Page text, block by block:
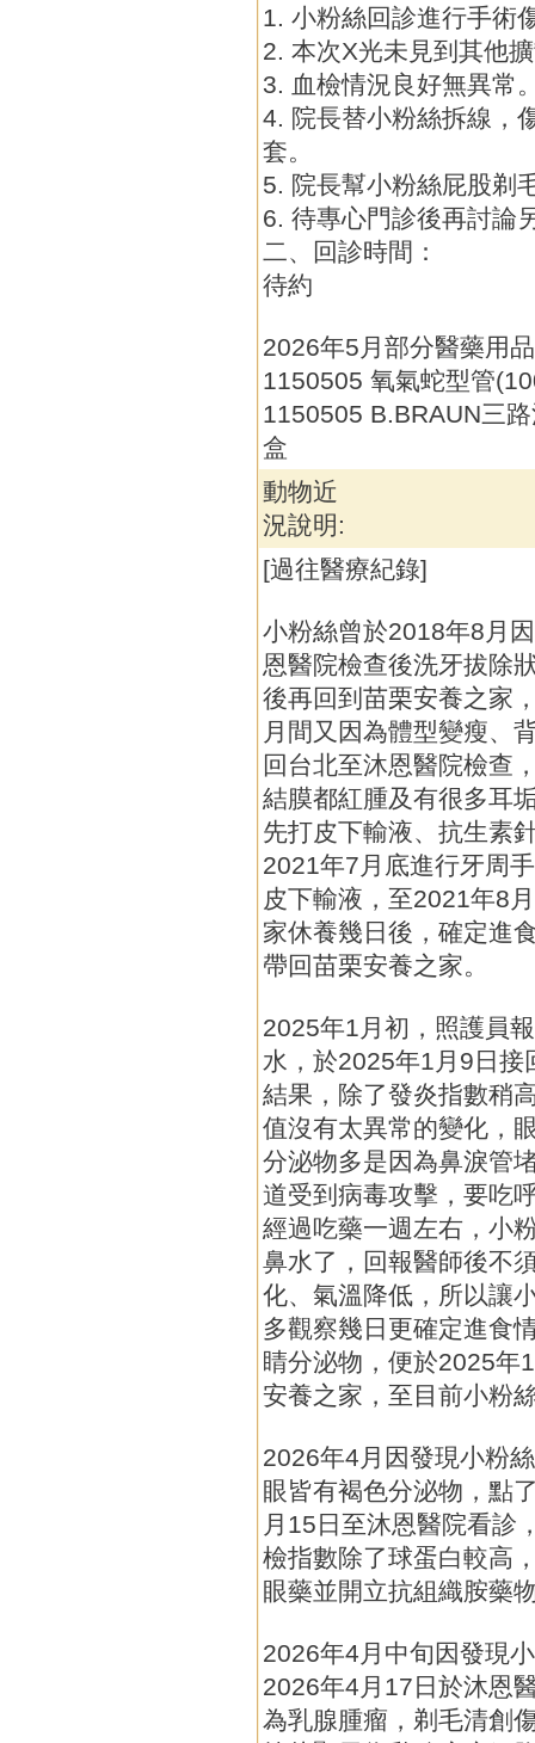
1. 小粉絲回診進行手術
2. 本次X光未見到其他
3. 血檢情況良好無異常
4. 院長替小粉絲拆線，
套。
5. 院長幫小粉絲屁股剃
6. 待專心門診後再討論
二、回診時間：
待約
2026年5月部分醫藥用品
1150505 氧氣蛇型管
1150505 B.BRAUN三
盒
動物近
況說明:
[過往醫療紀錄]
小粉絲曾於2018年8月
恩醫院檢查後洗牙拔除
後再回到苗栗安養之家
月間又因為體型變瘦、
回台北至沐恩醫院檢查
結膜都紅腫及有很多耳
先打皮下輸液、抗生素
2021年7月底進行牙周
皮下輸液，至2021年8
家休養幾日後，確定進
帶回苗栗安養之家。
2025年1月初，照護員
水，於2025年1月9日接
結果，除了發炎指數稍
值沒有太異常的變化，
分泌物多是因為鼻淚管
道受到病毒攻擊，要吃
經過吃藥一週左右，小
鼻水了，回報醫師後不
化、氣溫降低，所以讓
多觀察幾日更確定進食
睛分泌物，便於2025年
安養之家，至目前小粉
2026年4月因發現小粉
眼皆有褐色分泌物，點
月15日至沐恩醫院看診
檢指數除了球蛋白較高
眼藥並開立抗組織胺藥
2026年4月中旬因發現
2026年4月17日於沐恩
為乳腺腫瘤，剃毛清創